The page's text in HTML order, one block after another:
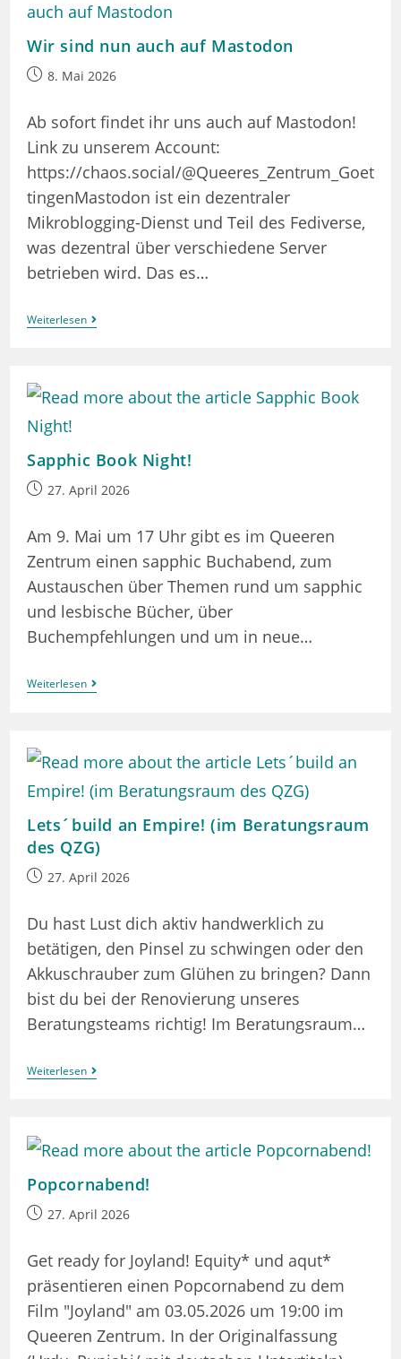
Wir sind nun auch auf Mastodon
Beitrag8. Mai 2026
Ab sofort findet ihr uns auch auf Mastodon!
Link zu unserem Account:
https://chaos.social/@Queeres_Zentrum_Goet
tingenMastodon ist ein dezentraler
Mikroblogging-Dienst und Teil des Fediverse,
was dezentral über verschiedene Server
betrieben wird. Das es…
WeiterlesenWir
Sind
Mastodon
Sapphic Book Night!
Beitrag27. April 2026
Am 9. Mai um 17 Uhr gibt es im Queeren
Zentrum einen sapphic Buchabend, zum
Austauschen über Themen rund um sapphic
und lesbische Bücher, über
Buchempfehlungen und um in neue…
WeiterlesenSapphic
Book
Lets´build an Empire! (im Beratungsraum
des QZG)
Beitrag27. April 2026
Du hast Lust dich aktiv handwerklich zu
betätigen, den Pinsel zu schwingen oder den
Akkuschrauber zum Glühen zu bringen? Dann
bist du bei der Renovierung unseres
Beratungsteams richtig! Im Beratungsraum…
WeiterlesenLets
´build
Beratungsraum
Des
Popcornabend!
Beitrag27. April 2026
Get ready for Joyland! Equity* und aqut*
präsentieren einen Popcornabend zu dem
Film "Joyland" am 03.05.2026 um 19:00 im
Queeren Zentrum. In der Originalfassung